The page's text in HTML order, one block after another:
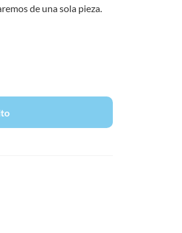
de una sola pieza.